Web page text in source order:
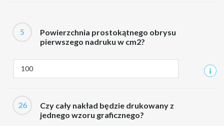
5
Powierzchnia prostokątnego obrysu
pierwszego nadruku w cm2?
26
Czy cały nakład będzie drukowany z
jednego wzoru graficznego?